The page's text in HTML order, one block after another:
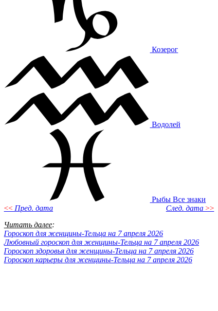
Козерог
Водолей
Рыбы Все знаки
<< Пред. дата След. дата >>
Читать далее:
Гороскоп для женщины-Тельца на 7 апреля 2026
Любовный гороскоп для женщины-Тельца на 7 апреля 2026
Гороскоп здоровья для женщины-Тельца на 7 апреля 2026
Гороскоп карьеры для женщины-Тельца на 7 апреля 2026